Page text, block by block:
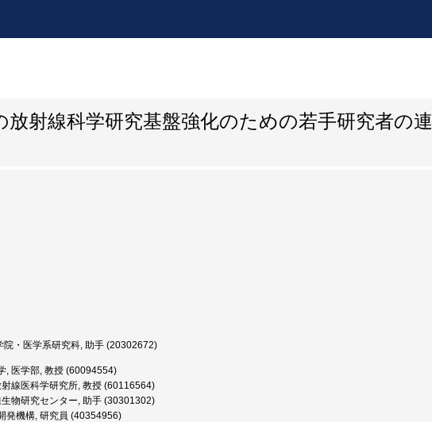
射線科学研究基盤強化のための若手研究者の連
院・医学系研究科, 助手 (20302672)
, 医学部, 教授 (60094554)
線医科学研究所, 教授 (60116564)
物研究センター, 助手 (30301302)
発機構, 研究員 (40354956)